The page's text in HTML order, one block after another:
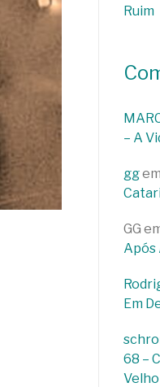
Ruim
– A
ggem
GG
Após
Em
68 –
Velho